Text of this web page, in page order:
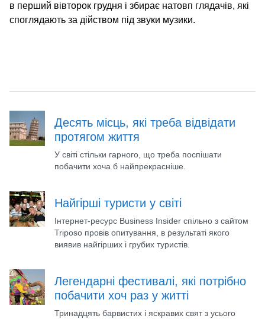
в перший вівторок грудня і збирає натовп глядачів, які
споглядають за дійством під звуки музики.
Десять місць, які треба відвідати
протягом життя
У світі стільки гарного, що треба поспішати
побачити хоча б найпрекрасніше.
Найгірші туристи у світі
Інтернет-ресурс Business Insider спільно з сайтом
Triposo провів опитування, в результаті якого
виявив найгірших і грубих туристів.
Легендарні фестивалі, які потрібно
побачити хоч раз у житті
Тринадцять барвистих і яскравих свят з усього